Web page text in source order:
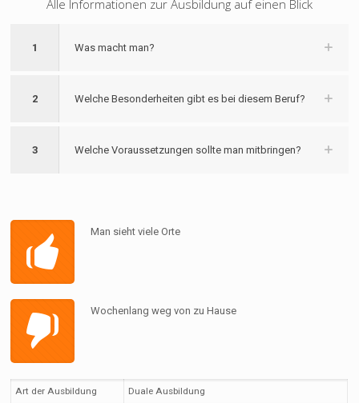
Alle Informationen zur Ausbildung auf einen Blick
1 Was macht man?
2 Welche Besonderheiten gibt es bei diesem Beruf?
3 Welche Voraussetzungen sollte man mitbringen?
Man sieht viele Orte
Wochenlang weg von zu Hause
Art der Ausbildung Duale Ausbildung